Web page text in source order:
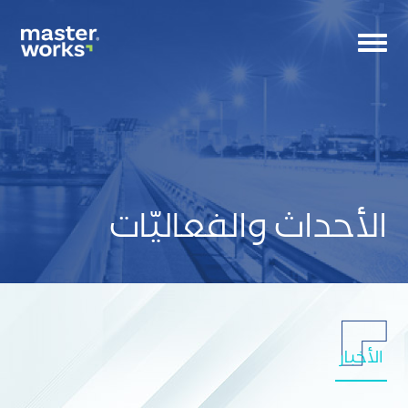
Toggle
الأحداث والفعاليّات
Tags
small-
bannerالأخبار